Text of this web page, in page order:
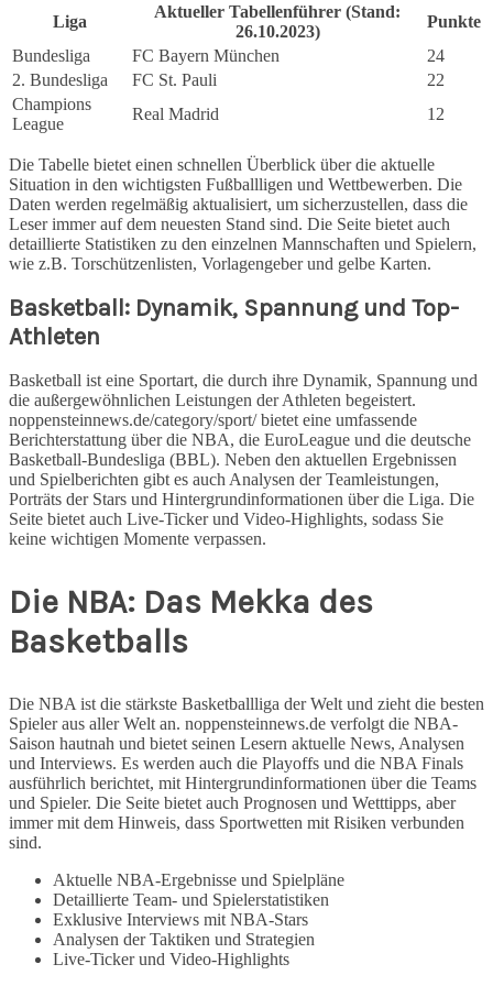
Liga
Aktueller Tabellenführer (Stand:
26.10.2023)
Punkte
Bundesliga
FC Bayern München
24
2. Bundesliga
FC St. Pauli
22
Champions
League
Real Madrid 12
Die Tabelle bietet einen schnellen Überblick über die aktuelle
Situation in den wichtigsten Fußballligen und Wettbewerben. Die
Daten werden regelmäßig aktualisiert, um sicherzustellen, dass die
Leser immer auf dem neuesten Stand sind. Die Seite bietet auch
detaillierte Statistiken zu den einzelnen Mannschaften und Spielern,
wie z.B. Torschützenlisten, Vorlagengeber und gelbe Karten.
Basketball: Dynamik, Spannung und Top-
Athleten
Basketball ist eine Sportart, die durch ihre Dynamik, Spannung und
die außergewöhnlichen Leistungen der Athleten begeistert.
noppensteinnews.de/category/sport/ bietet eine umfassende
Berichterstattung über die NBA, die EuroLeague und die deutsche
Basketball-Bundesliga (BBL). Neben den aktuellen Ergebnissen
und Spielberichten gibt es auch Analysen der Teamleistungen,
Porträts der Stars und Hintergrundinformationen über die Liga. Die
Seite bietet auch Live-Ticker und Video-Highlights, sodass Sie
keine wichtigen Momente verpassen.
Die NBA: Das Mekka des
Basketballs
Die NBA ist die stärkste Basketballliga der Welt und zieht die besten
Spieler aus aller Welt an. noppensteinnews.de verfolgt die NBA-
Saison hautnah und bietet seinen Lesern aktuelle News, Analysen
und Interviews. Es werden auch die Playoffs und die NBA Finals
ausführlich berichtet, mit Hintergrundinformationen über die Teams
und Spieler. Die Seite bietet auch Prognosen und Wetttipps, aber
immer mit dem Hinweis, dass Sportwetten mit Risiken verbunden
sind.
Aktuelle NBA-Ergebnisse und Spielpläne
Detaillierte Team- und Spielerstatistiken
Exklusive Interviews mit NBA-Stars
Analysen der Taktiken und Strategien
Live-Ticker und Video-Highlights